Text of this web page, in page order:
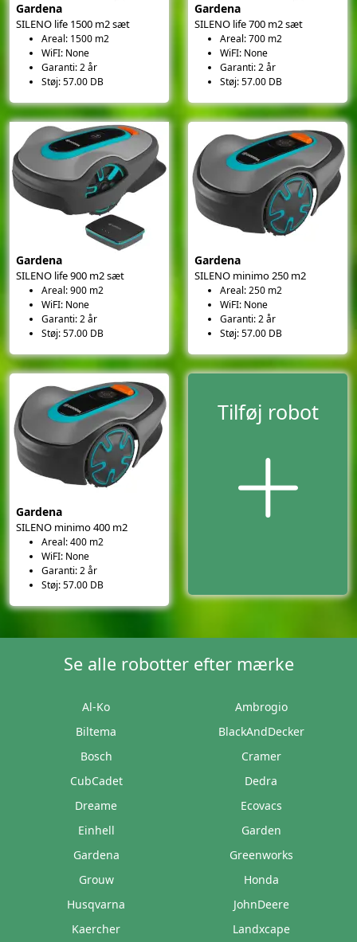
Gardena
SILENO life 1500 m2 sæt
Areal: 1500 m2
WiFI: None
Garanti: 2 år
Støj: 57.00 DB
Gardena
SILENO life 700 m2 sæt
Areal: 700 m2
WiFI: None
Garanti: 2 år
Støj: 57.00 DB
Gardena
SILENO life 900 m2 sæt
Areal: 900 m2
WiFI: None
Garanti: 2 år
Støj: 57.00 DB
Gardena
SILENO minimo 250 m2
Areal: 250 m2
WiFI: None
Garanti: 2 år
Støj: 57.00 DB
Gardena
SILENO minimo 400 m2
Areal: 400 m2
WiFI: None
Garanti: 2 år
Støj: 57.00 DB
Tilføj robot
Se alle robotter efter mærke
Al-Ko
Ambrogio
Biltema
BlackAndDecker
Bosch
Cramer
CubCadet
Dedra
Dreame
Ecovacs
Einhell
Garden
Gardena
Greenworks
Grouw
Honda
Husqvarna
JohnDeere
Kaercher
Landxcape